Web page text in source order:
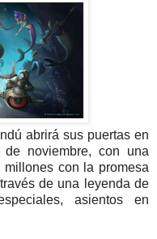
abrirá sus puertas en
noviembre, con una
con la promesa
de una leyenda de
asientos en